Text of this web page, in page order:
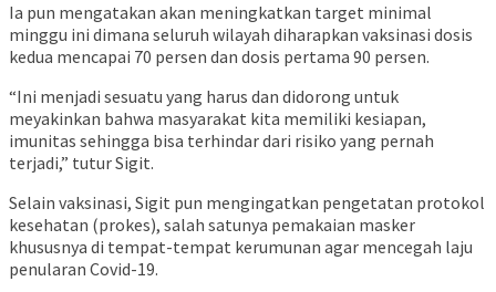
Ia pun mengatakan akan meningkatkan target minimal
minggu ini dimana seluruh wilayah diharapkan vaksinasi dosis
kedua mencapai 70 persen dan dosis pertama 90 persen.
“Ini menjadi sesuatu yang harus dan didorong untuk
meyakinkan bahwa masyarakat kita memiliki kesiapan,
imunitas sehingga bisa terhindar dari risiko yang pernah
terjadi,” tutur Sigit.
Selain vaksinasi, Sigit pun mengingatkan pengetatan protokol
kesehatan (prokes), salah satunya pemakaian masker
khususnya di tempat-tempat kerumunan agar mencegah laju
penularan Covid-19.